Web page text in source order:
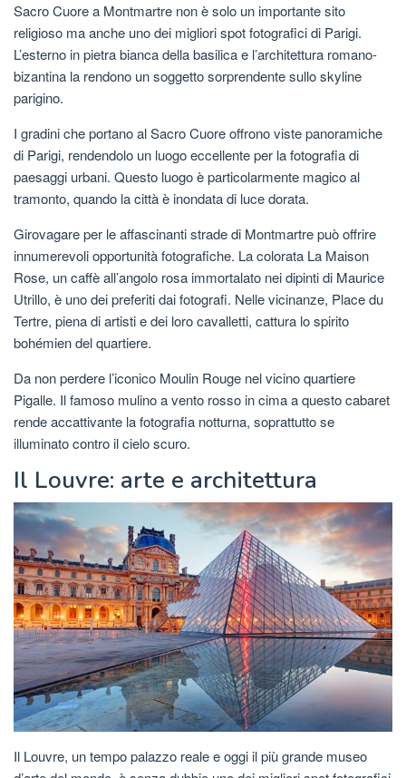
Sacro Cuore a Montmartre non è solo un importante sito
religioso ma anche uno dei migliori spot fotografici di Parigi.
L’esterno in pietra bianca della basilica e l’architettura romano-
bizantina la rendono un soggetto sorprendente sullo skyline
parigino.
I gradini che portano al Sacro Cuore offrono viste panoramiche
di Parigi, rendendolo un luogo eccellente per la fotografia di
paesaggi urbani. Questo luogo è particolarmente magico al
tramonto, quando la città è inondata di luce dorata.
Girovagare per le affascinanti strade di Montmartre può offrire
innumerevoli opportunità fotografiche. La colorata La Maison
Rose, un caffè all’angolo rosa immortalato nei dipinti di Maurice
Utrillo, è uno dei preferiti dai fotografi. Nelle vicinanze, Place du
Tertre, piena di artisti e dei loro cavalletti, cattura lo spirito
bohémien del quartiere.
Da non perdere l’iconico Moulin Rouge nel vicino quartiere
Pigalle. Il famoso mulino a vento rosso in cima a questo cabaret
rende accattivante la fotografia notturna, soprattutto se
illuminato contro il cielo scuro.
Il Louvre: arte e architettura
Il Louvre, un tempo palazzo reale e oggi il più grande museo